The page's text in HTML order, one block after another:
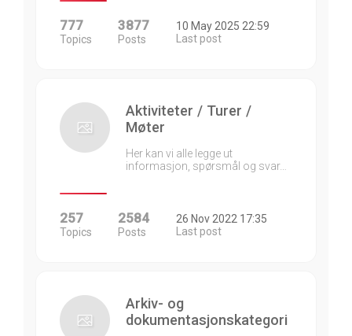
777
Topics
3877
Posts
10 May 2025 22:59
Last post
Aktiviteter / Turer /
Møter
Her kan vi alle legge ut
informasjon, spørsmål og svar…
257
Topics
2584
Posts
26 Nov 2022 17:35
Last post
Arkiv- og
dokumentasjonskategori